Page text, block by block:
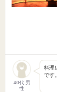
40代 男
性
料理
です。